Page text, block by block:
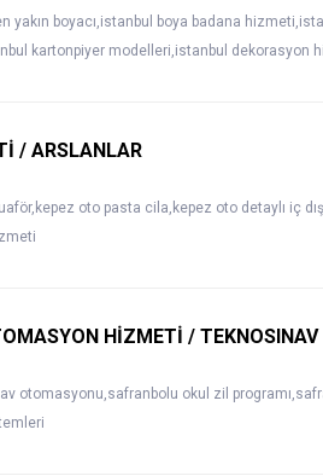
yakın boyacı,istanbul boya badana
kartonpiyer modelleri,istanbul
/ ARSLANLAR
oto pasta cila,kepez oto detaylı iç
HİZMETİ / TEKNOSINAV
otomasyonu,safranbolu okul zil